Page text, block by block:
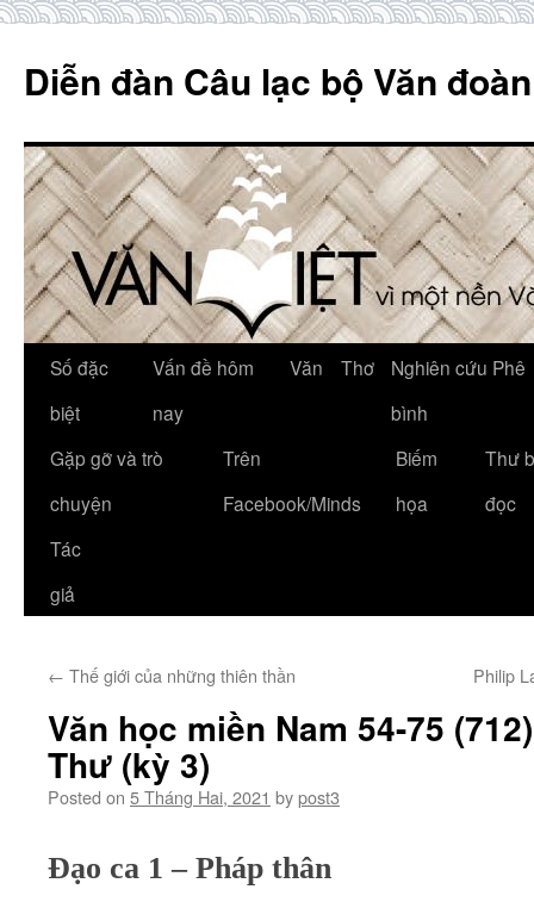
content
Diễn đàn Câu lạc bộ Văn
Số đặc
biệt
Vấn đề hôm
nay
Văn Thơ
Nghiên cứu Phê
bình
Gặp gỡ và trò
chuyện
Trên
Facebook/Minds
Biếm
họa
Thư
đọc
Tác
giả
← Thế giới của những thiên thần Philip
Văn học miền Nam 54-75
Thư (kỳ 3)
Posted on 5 Tháng Hai, 2021 bypost3
Đạo ca 1 – Pháp thân